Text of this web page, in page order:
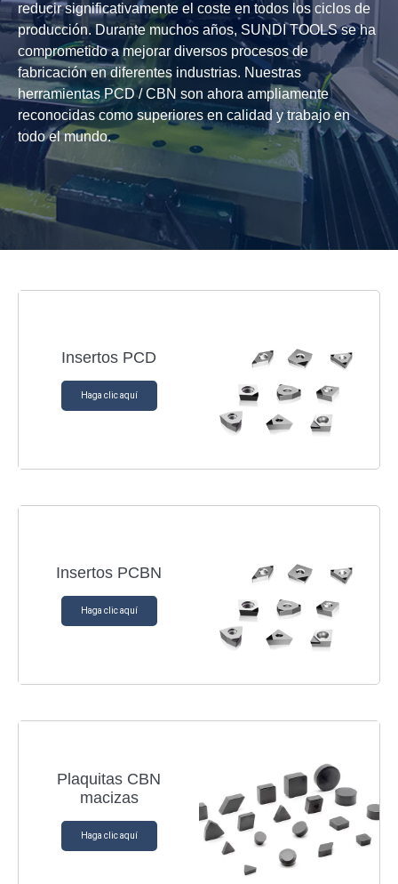
reducir significativamente el coste en todos los ciclos de
producción. Durante muchos años, SUNDI TOOLS se ha
comprometido a mejorar diversos procesos de
fabricación en diferentes industrias. Nuestras
herramientas PCD / CBN son ahora ampliamente
reconocidas como superiores en calidad y trabajo en
todo el mundo.
Insertos PCD
Haga clic aquí
Insertos PCBN
Haga clic aquí
Plaquitas CBN
macizas
Haga clic aquí